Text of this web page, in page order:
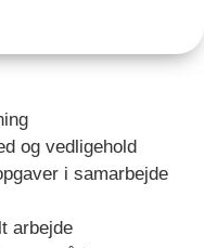
og vedligehold
i samarbejde
arbejde